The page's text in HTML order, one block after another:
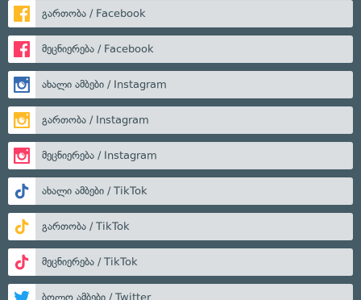
გართობა / Facebook
მეცნიერება / Facebook
ახალი ამბები / Instagram
გართობა / Instagram
მეცნიერება / Instagram
ახალი ამბები / TikTok
გართობა / TikTok
მეცნიერება / TikTok
ბოლო ამბები / Twitter